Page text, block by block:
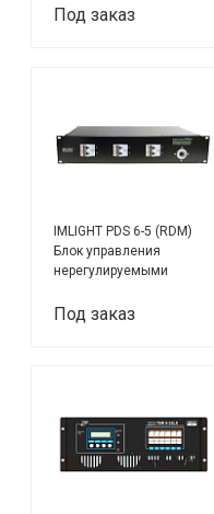
Под заказ
IMLIGHT PDS 6-5 (RDM)
Блок управления
нерегулируемыми
Под заказ